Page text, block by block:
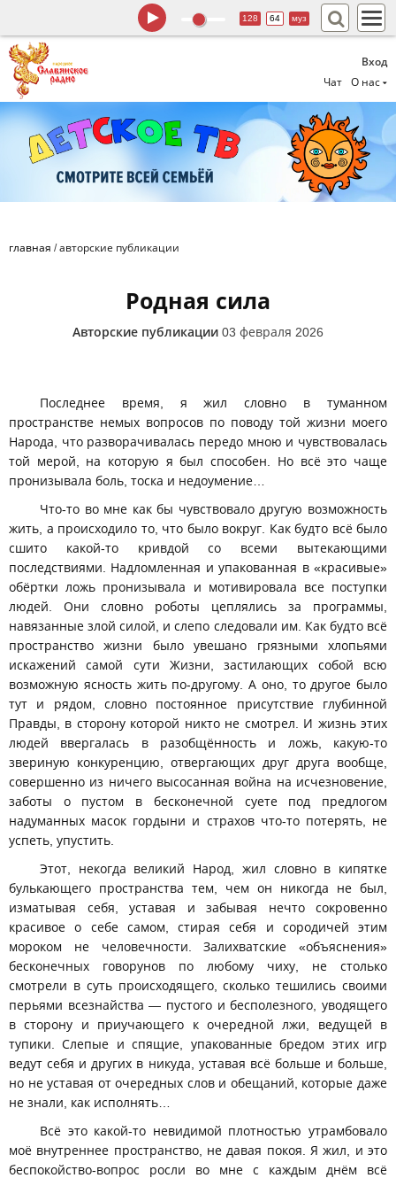
Вход
Чат
О нас
128 64 муз
главная /авторские публикации
Родная сила
Авторские публикации 03 февраля 2026
Последнее время, я жил словно в туманном
пространстве немых вопросов по поводу той жизни моего
Народа, что разворачивалась передо мною и чувствовалась
той мерой, на которую я был способен. Но всё это чаще
пронизывала боль, тоска и недоумение…
Что-то во мне как бы чувствовало другую возможность
жить, а происходило то, что было вокруг. Как будто всё было
сшито какой-то кривдой со всеми вытекающими
последствиями. Надломленная и упакованная в «красивые»
обёртки ложь пронизывала и мотивировала все поступки
людей. Они словно роботы цеплялись за программы,
навязанные злой силой, и слепо следовали им. Как будто всё
пространство жизни было увешано грязными хлопьями
искажений самой сути Жизни, застилающих собой всю
возможную ясность жить по-другому. А оно, то другое было
тут и рядом, словно постоянное присутствие глубинной
Правды, в сторону которой никто не смотрел. И жизнь этих
людей ввергалась в разобщённость и ложь, какую-то
звериную конкуренцию, отвергающих друг друга вообще,
совершенно из ничего высосанная война на исчезновение,
заботы о пустом в бесконечной суете под предлогом
надуманных масок гордыни и страхов что-то потерять, не
успеть, упустить.
Этот, некогда великий Народ, жил словно в кипятке
булькающего пространства тем, чем он никогда не был,
изматывая себя, уставая и забывая нечто сокровенно
красивое о себе самом, стирая себя и сородичей этим
мороком не человечности. Залихватские «объяснения»
бесконечных говорунов по любому чиху, не столько
смотрели в суть происходящего, сколько тешились своими
перьями всезнайства — пустого и бесполезного, уводящего
в сторону и приучающего к очередной лжи, ведущей в
тупики. Слепые и спящие, упакованные бредом этих игр
ведут себя и других в никуда, уставая всё больше и больше,
но не уставая от очередных слов и обещаний, которые даже
не знали, как исполнять…
Всё это какой-то невидимой плотностью утрамбовало
моё внутреннее пространство, не давая покоя. Я жил, и это
беспокойство-вопрос росли во мне с каждым днём всё